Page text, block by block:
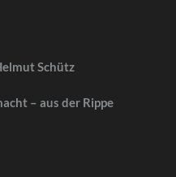
Schütz
– aus der Rippe